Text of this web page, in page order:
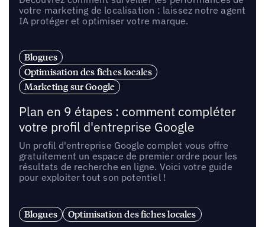
votre marketing de localisation : laissez notre agent
IA protéger et optimiser votre marque.
Blogues
Optimisation des fiches locales
Marketing sur Google
Plan en 9 étapes : comment compléter
votre profil d'entreprise Google
Un profil d'entreprise Google complet vous offre
gratuitement un espace de premier ordre pour les
résultats de recherche en ligne. Voici votre guide
pour exploiter tout son potentiel !
Blogues Optimisation des fiches locales